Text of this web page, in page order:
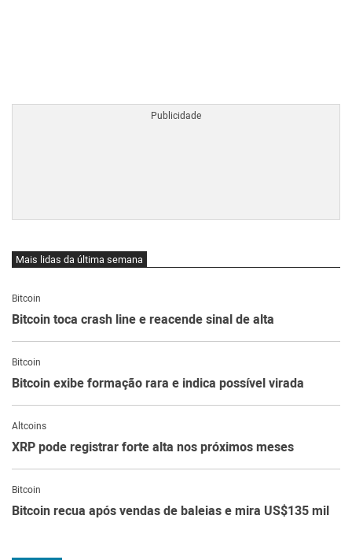
Mais lidas da última semana
Bitcoin
Bitcoin toca crash line e reacende sinal de alta
Bitcoin
Bitcoin exibe formação rara e indica possível virada
Altcoins
XRP pode registrar forte alta nos próximos meses
Bitcoin
Bitcoin recua após vendas de baleias e mira US$135 mil